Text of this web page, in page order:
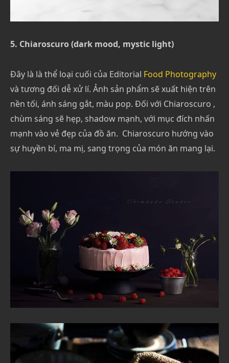
5. Chiaroscuro (dark mood, mystic light)
Đây là là thể loại cuối của Editorial Food Photography
và tương đối dễ xử lí. Ảnh sản phẩm sẽ xuất hiện trên
nền tối, ánh sáng gắt, màu pop. Đối với Chiaroscuro ,
chùm sáng sẽ hẹp, shadow mạnh, với mục đích nhấn
mạnh vào vẻ đẹp của đồ ăn. Chiaroscuro hướng vào
sự huyền bí, ma mị, sang trọng của món ăn mang lại.